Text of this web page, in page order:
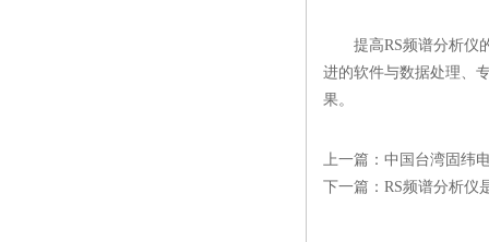
提高RS频谱分析仪的
进的软件与数据处理、
果。
上一篇： 中国台湾固纬
下一篇： RS频谱分析仪